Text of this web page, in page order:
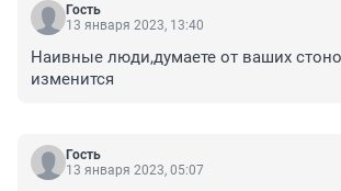
Гость
13 января 2023, 13:40
Наивные люди,думаете от ваших
изменится
Гость
13 января 2023, 05:07